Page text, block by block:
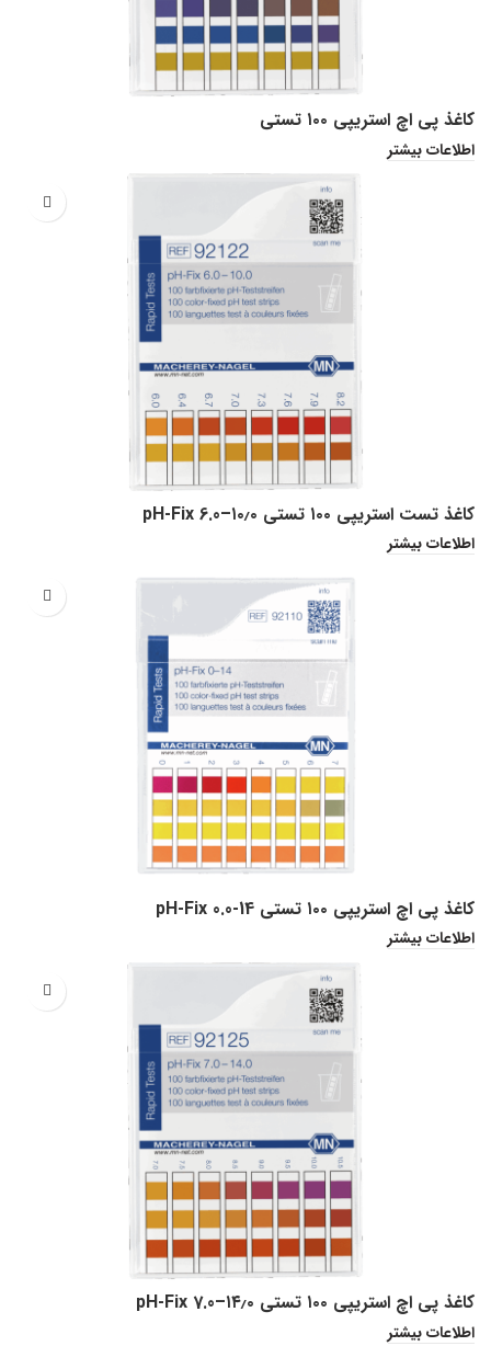
کاغذ پی اچ استریپی ۱۰۰ تستی
اطلاعات بیشتر
کاغذ تست استریپی ۱۰۰ تستی pH-Fix 6.0–۱۰٫۰
اطلاعات بیشتر
کاغذ پی اچ استریپی ۱۰۰ تستی pH-Fix 0.0-14
اطلاعات بیشتر
کاغذ پی اچ استریپی ۱۰۰ تستی pH-Fix 7.0–۱۴٫۰
اطلاعات بیشتر